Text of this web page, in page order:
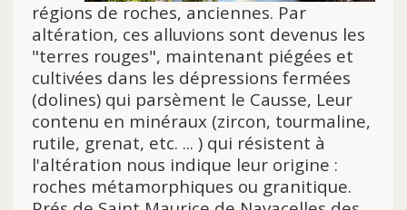
régions de roches, anciennes. Par
altération, ces alluvions sont devenus les
"terres rouges", maintenant piégées et
cultivées dans les dépressions fermées
(dolines) qui parsèment le Causse, Leur
contenu en minéraux (zircon, tourmaline,
rutile, grenat, etc. ... ) qui résistent à
l'altération nous indique leur origine :
roches métamorphiques ou granitique.